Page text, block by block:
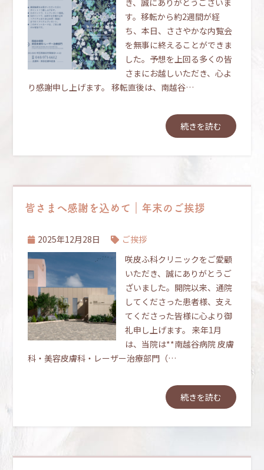
き、誠にありがとうございま
す。移転から約2週間が経
ち、本日、ささやかな内覧会
を無事に終えることができま
した。予想を上回る多くの皆
さまにお越しいただき、心よ
り感謝申し上げます。 移転直後は、南越谷…
続きを読む
皆さまへ感謝を込めて｜年末のご挨拶
2025年12月28日
ご挨拶
咲皮ふ科クリニックをご愛顧
いただき、誠にありがとうご
ざいました。開院以来、通院
してくださった患者様、支え
てくださった皆様に心より御
礼申し上げます。 来年1月
は、当院は**南越谷病院 皮膚
科・美容皮膚科・レーザー治療部門（…
続きを読む